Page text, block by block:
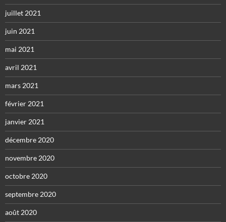
juillet 2021
juin 2021
mai 2021
avril 2021
mars 2021
février 2021
janvier 2021
décembre 2020
novembre 2020
octobre 2020
septembre 2020
août 2020